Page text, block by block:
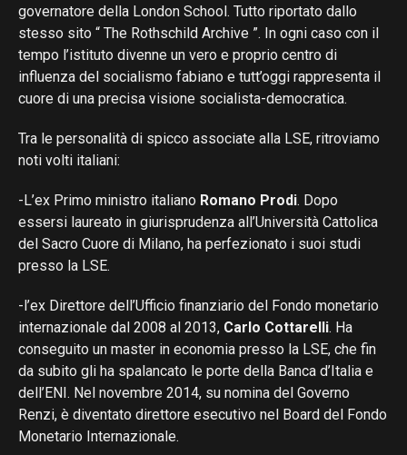
governatore della London School. Tutto riportato dallo
stesso sito “ The Rothschild Archive ”. In ogni caso con il
tempo l’istituto divenne un vero e proprio centro di
influenza del socialismo fabiano e tutt’oggi rappresenta il
cuore di una precisa visione socialista-democratica.
Tra le personalità di spicco associate alla LSE, ritroviamo
noti volti italiani:
-L’ex Primo ministro italiano Romano Prodi. Dopo
essersi laureato in giurisprudenza all’Università Cattolica
del Sacro Cuore di Milano, ha perfezionato i suoi studi
presso la LSE.
-l’ex Direttore dell’Ufficio finanziario del Fondo monetario
internazionale dal 2008 al 2013, Carlo Cottarelli. Ha
conseguito un master in economia presso la LSE, che fin
da subito gli ha spalancato le porte della Banca d’Italia e
dell’ENI. Nel novembre 2014, su nomina del Governo
Renzi, è diventato direttore esecutivo nel Board del Fondo
Monetario Internazionale.